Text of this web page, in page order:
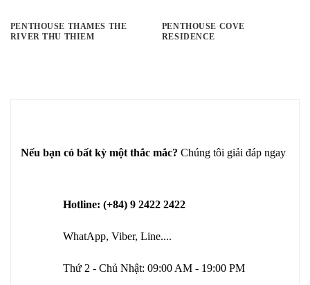
PENTHOUSE THAMES THE
RIVER THU THIEM
PENTHOUSE COVE
RESIDENCE
Nếu bạn có bất kỳ một thắc mắc? Chúng tôi giải đáp ngay
Hotline: (+84) 9 2422 2422
WhatApp, Viber, Line....
Thứ 2 - Chủ Nhật: 09:00 AM - 19:00 PM